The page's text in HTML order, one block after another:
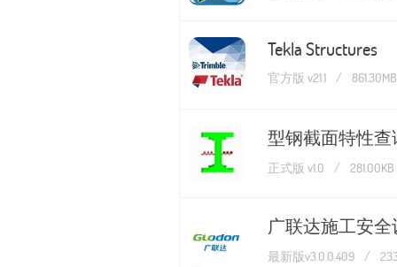
Tekla Structures
官方版 v21.1 / 861.30MB
型钢截面特性
正式版 v1.0 / 281.00KB
广联达施工安
最新版v3.0.0.409 /